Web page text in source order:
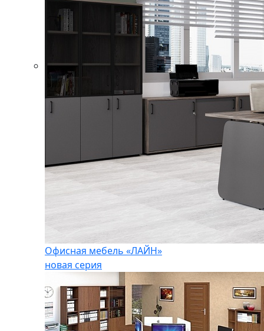
Офисная мебель «ЛАЙН»
новая серия